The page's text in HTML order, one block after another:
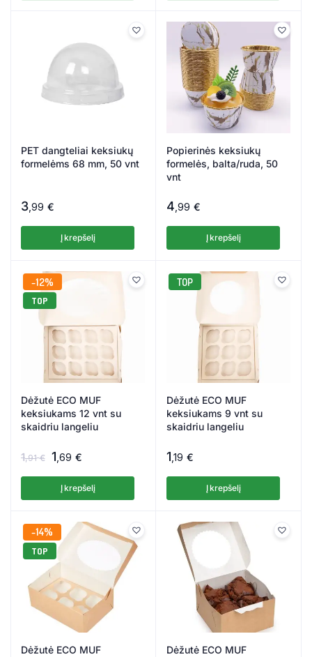
PET dangteliai keksiukų
formelėms 68 mm, 50 vnt
3,99 €
Į krepšelį
Popierinės keksiukų
formelės, balta/ruda, 50
vnt
4 ,99 €
Į krepšelį
12%
TOP
Dėžutė ECO MUF
keksiukams 12 vnt su
skaidriu langeliu
1,91 € 1 ,69 €
Į krepšelį
TOP
Dėžutė ECO MUF
keksiukams 9 vnt su
skaidriu langeliu
1 ,19 €
Į krepšelį
14%
TOP
Dėžutė ECO MUF Dėžutė ECO MUF